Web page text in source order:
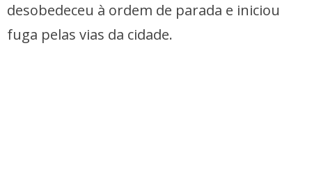
desobedeceu à ordem de parada e iniciou
fuga pelas vias da cidade.